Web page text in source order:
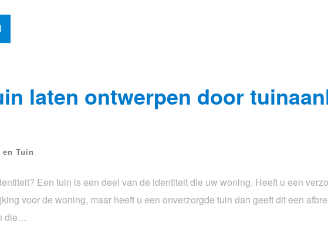
laten ontwerpen door
en Tuin
Een tuin is een deel van de identiteit die uw woning. Heeft u een
voor de woning, maar heeft u een onverzorgde tuin dan geeft dit een
die…